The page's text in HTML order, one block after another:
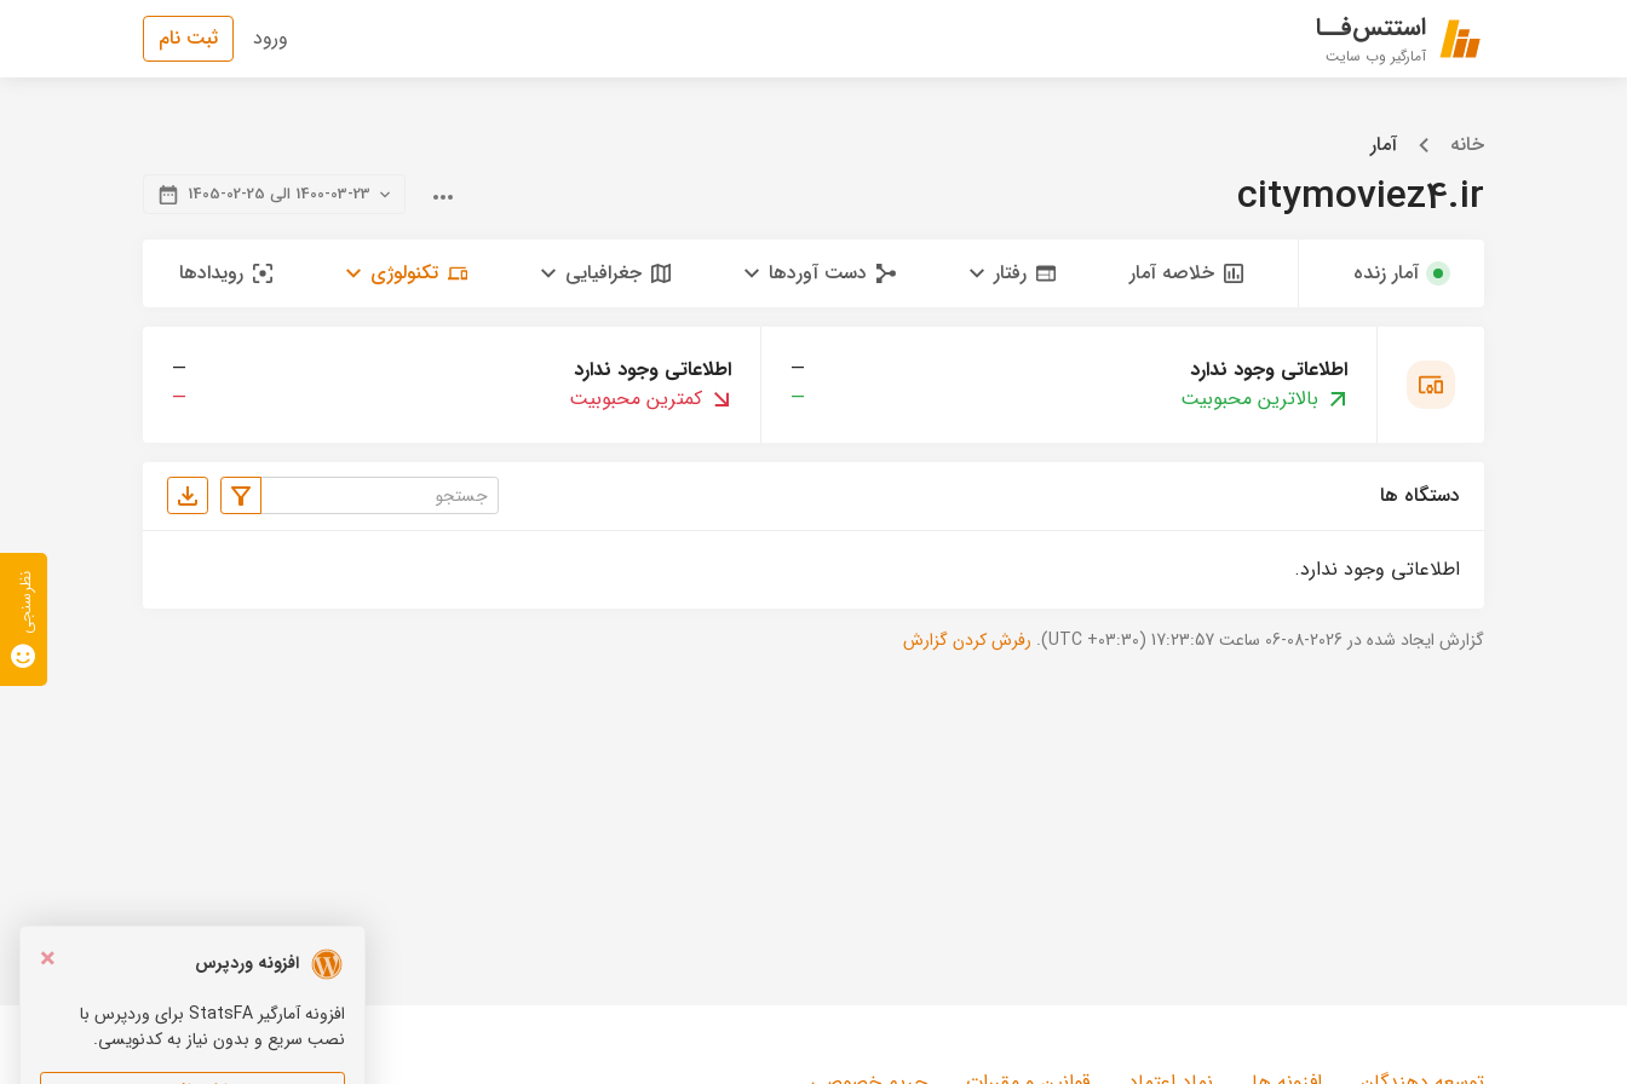
استتس‌فــا
آمارگیر وب سایت
ورود ثبت نام
خانه آمار
citymoviez4.ir 1400-03-23 الی 25-02-1405
آمار زنده خلاصه آمار رفتار دست آوردها جغرافیایی تکنولوژی رویدادها
اطلاعاتی وجود ندارد
—
بالاترین محبوبیت
—
اطلاعاتی وجود ندارد
—
کمترین محبوبیت
—
دستگاه ها
اطلاعاتی وجود ندارد.
گزارش ایجاد شده در 2026-08-06 ساعت 17:23:57 (UTC +03:30). رفرش کردن گزارش
×
افزونه وردپرس
افزونه آمارگیر StatsFA برای وردپرس با
نصب سریع و بدون نیاز به کدنویسی.
نظرسنجی